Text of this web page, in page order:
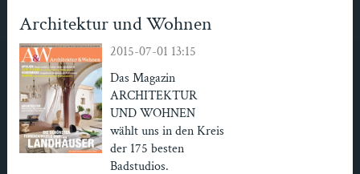
Architektur und Wohnen
2015-07-01 13:15
Das Magazin
ARCHITEKTUR
UND WOHNEN
wählt uns in den Kreis
der 175 besten
Badstudios.